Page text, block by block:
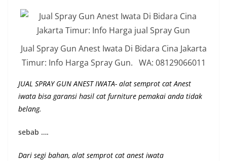
Jual Spray Gun Anest Iwata Di Bidara Cina Jakarta
Timur: Info Harga Spray Gun. WA: 08129066011
JUAL SPRAY GUN ANEST IWATA- alat semprot cat Anest
iwata bisa garansi hasil cat furniture pemakai anda tidak
belang.
sebab ….
Dari segi bahan, alat semprot cat anest iwata